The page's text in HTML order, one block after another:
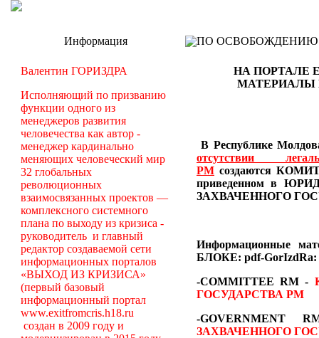
Информация
Валентин ГОРИЗДРА
Исполняющий по призванию
функции одного из
менеджеров развития
человечества как автор -
менеджер кардинально
меняющих человеческий мир
32 глобальных
революционных
взаимосвязанных проектов —
комплексного системного
плана по выходу из кризиса -
руководитель и главный
редактор создаваемой сети
информационных порталов
«ВЫХОД ИЗ КРИЗИСА»
(первый базовый
информационный портал
www.exitfromcris.h18.ru
создан в 2009 году и
ПО ОСВОБОЖДЕНИЮ
НА ПОРТАЛЕ
МАТЕРИАЛЫ
В Республике
отсутствии
РМ создаются
приведенном в
ЗАХВАЧЕННОГО
Информационные
БЛОКЕ: pdf-GorIzdRa:
-COMMITTEE RM -
ГОСУДАРСТВА РМ
-
ЗАХВАЧЕННОГО